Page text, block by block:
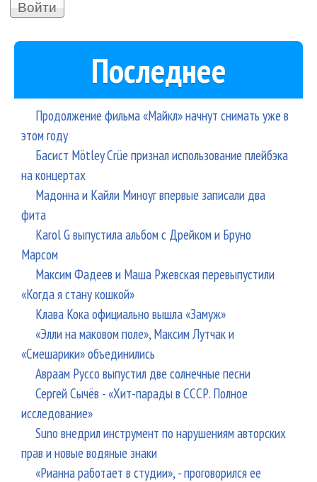
Последнее
Продолжение фильма «Майкл» начнут снимать уже в
этом году
Басист Mötley Crüe признал использование плейбэка
на концертах
Мадонна и Кайли Миноуг впервые записали два
фита
Karol G выпустила альбом с Дрейком и Бруно
Марсом
Максим Фадеев и Маша Ржевская перевыпустили
«Когда я стану кошкой»
Клава Кока официально вышла «Замуж»
«Элли на маковом поле», Максим Лутчак и
«Смешарики» объединились
Авраам Руссо выпустил две солнечные песни
Сергей Сычёв - «Хит-парады в СССР. Полное
исследование»
Suno внедрил инструмент по нарушениям авторских
прав и новые водяные знаки
«Рианна работает в студии», - проговорился ее